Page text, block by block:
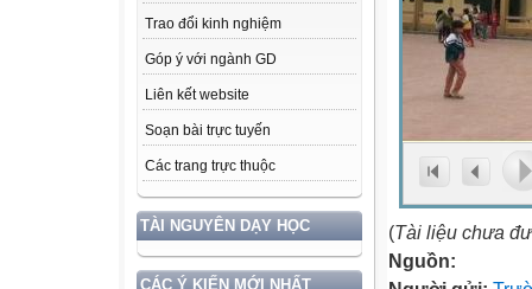
Trao đổi kinh nghiệm
Góp ý với ngành GD
Liên kết website
Soạn bài trực tuyến
Các trang trực thuộc
TÀI NGUYÊN DẠY HỌC
CÁC Ý KIẾN MỚI NHẤT
(Tài liệu chưa
Nguồn: